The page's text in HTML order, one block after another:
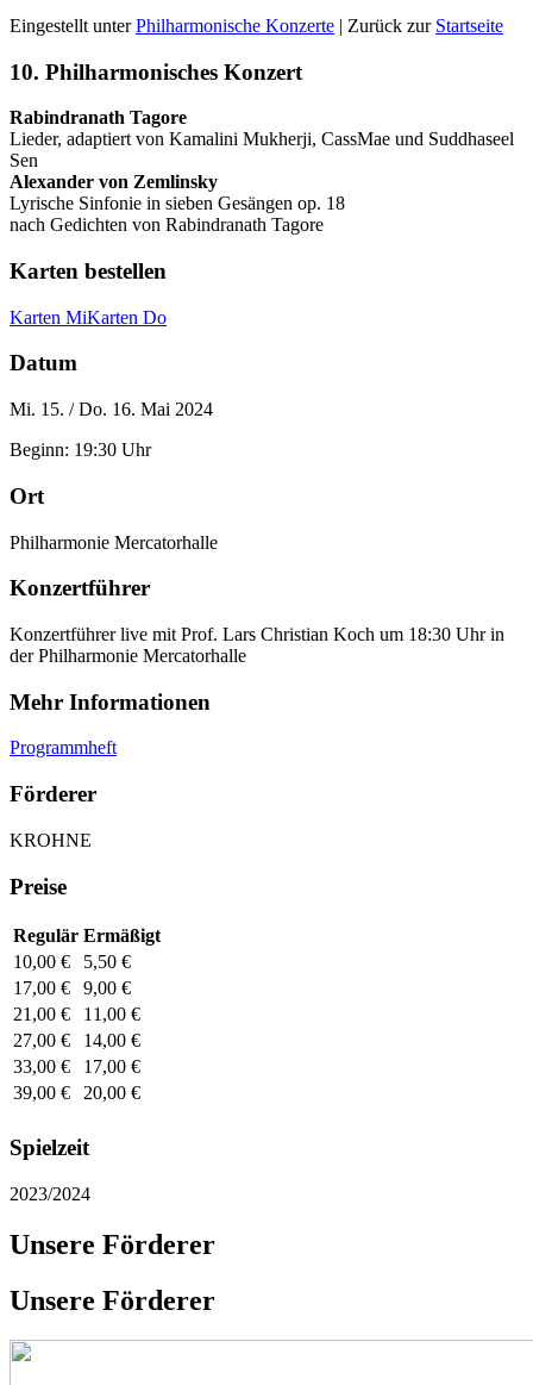
Eingestellt unterPhilharmonische Konzerte | Zurück zur Startseite
10. Philharmonisches Konzert
Rabindranath Tagore
Lieder, adaptiert von Kamalini Mukherji, CassMae und Suddhaseel
Sen
Alexander von Zemlinsky
Lyrische Sinfonie in sieben Gesängen op. 18
nach Gedichten von Rabindranath Tagore
Karten bestellen
Karten MiKarten Do
Datum
Mi. 15. / Do. 16. Mai 2024
Beginn: 19:30 Uhr
Ort
Philharmonie Mercatorhalle
Konzertführer
Konzertführer live mit Prof. Lars Christian Koch um 18:30 Uhr in
der Philharmonie Mercatorhalle
Mehr Informationen
Programmheft
Förderer
KROHNE
Preise
Regulär Ermäßigt
10,00 €
5,50 €
17,00 €
9,00 €
21,00 €
11,00 €
27,00 €
14,00 €
33,00 €
17,00 €
39,00 €
20,00 €
Spielzeit
2023/2024
Unsere Förderer
Unsere Förderer